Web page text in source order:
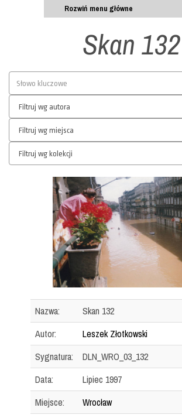
Rozwiń menu główne
Skan 132
Nazwa:
Skan 132
Autor:
Leszek Złotkowski
Sygnatura:
DLN_WRO_03_132
Data:
Lipiec 1997
Miejsce:
Wrocław